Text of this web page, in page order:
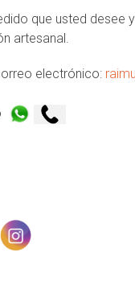
que usted desee
artesanal.
electrónico: